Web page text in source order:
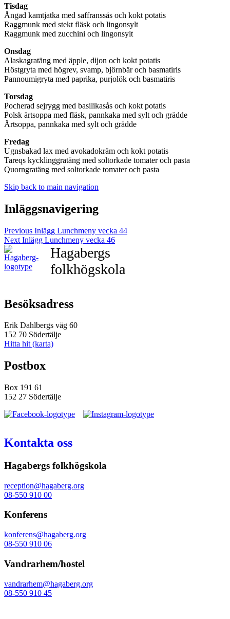
Tisdag
Ångad kamtjatka med saffranssås och kokt potatis
Raggmunk med stekt fläsk och lingonsylt
Raggmunk med zucchini och lingonsylt
Onsdag
Alaskagratäng med äpple, dijon och kokt potatis
Höstgryta med högrev, svamp, björnbär och basmatiris
Pannoumigryta med paprika, purjolök och basmatiris
Torsdag
Pocherad sejrygg med basilikasås och kokt potatis
Polsk ärtsoppa med fläsk, pannkaka med sylt och grädde
Ärtsoppa, pannkaka med sylt och grädde
Fredag
Ugnsbakad lax med avokadokräm och kokt potatis
Tareqs kycklinggratäng med soltorkade tomater och pasta
Quorngratäng med soltorkade tomater och pasta
Skip back to main navigation
Inläggsnavigering
Previous Inlägg Lunchmeny vecka 44
Next Inlägg Lunchmeny vecka 46
Hagabergs
folkhögskola
Besöksadress
Erik Dahlbergs väg 60
152 70 Södertälje
Hitta hit (karta)
Postbox
Box 191 61
152 27 Södertälje
Kontakta oss
Hagabergs folkhögskola
reception@hagaberg.org
08-550 910 00
Konferens
konferens@hagaberg.org
08-550 910 06
Vandrarhem/hostel
vandrarhem@hagaberg.org
08-550 910 45